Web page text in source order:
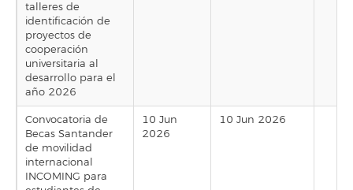
talleres de
identificación de
proyectos de
cooperación
universitaria al
desarrollo para el
año 2026
Convocatoria de
Becas Santander
de movilidad
internacional
INCOMING para
10 Jun
2026
10 Jun 2026